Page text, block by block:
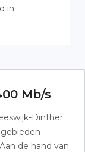
in
Mb/s
Dinther
de hand van